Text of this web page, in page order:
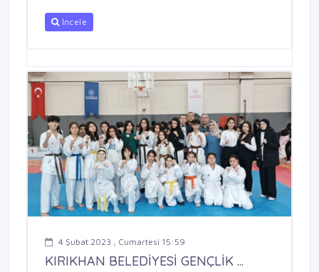
İncele
4 Şubat 2023 , Cumartesi 15:59
KIRIKHAN BELEDİYESİ GENÇLİK ...